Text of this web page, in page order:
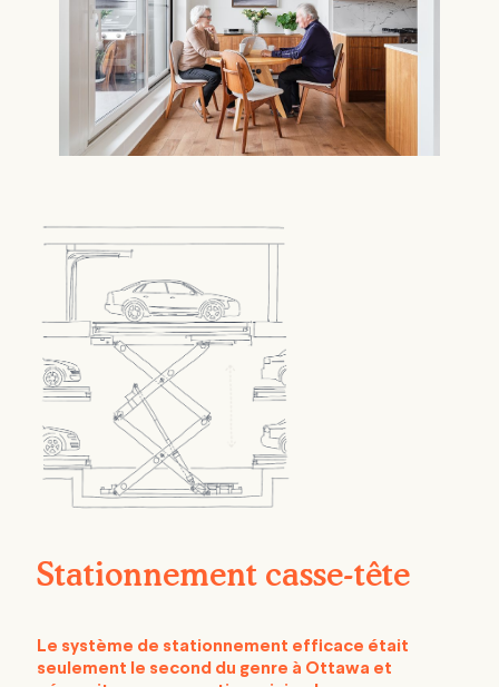
Stationnement casse-tête
Le système de stationnement efficace était
seulement le second du genre à Ottawa et